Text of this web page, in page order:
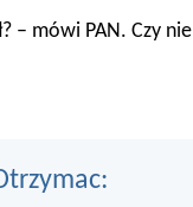
– mówi PAN. Czy nie